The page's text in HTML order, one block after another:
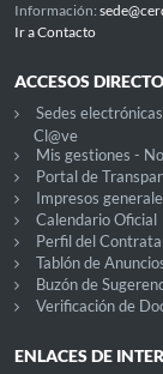
Información:
Ir a Contacto
ACCESOS
Sedes
Cl@ve
Mis gestiones -
Portal de
Impresos
Calendario Oficial
Perfil del
Tablón de
Buzón de
Verificación de
ENLACES DE